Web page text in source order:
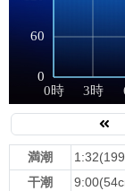
満潮
干潮